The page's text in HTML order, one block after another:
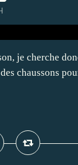
je cherche
chaussons